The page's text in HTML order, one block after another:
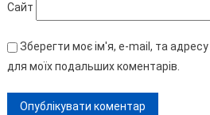
Сайт
Зберегти моє ім'я, e-mail, та
для моїх подальших коментарів.